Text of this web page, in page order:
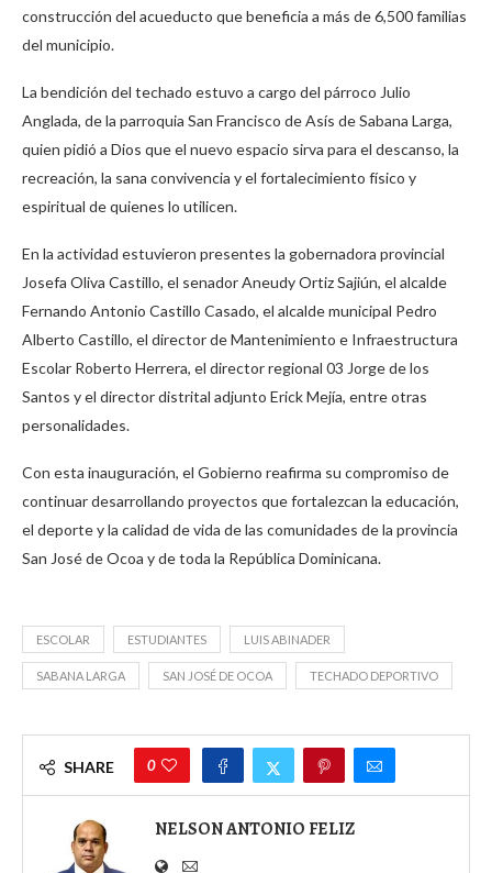
construcción del acueducto que beneficia a más de 6,500 familias
del municipio.
La bendición del techado estuvo a cargo del párroco Julio
Anglada, de la parroquia San Francisco de Asís de Sabana Larga,
quien pidió a Dios que el nuevo espacio sirva para el descanso, la
recreación, la sana convivencia y el fortalecimiento físico y
espiritual de quienes lo utilicen.
En la actividad estuvieron presentes la gobernadora provincial
Josefa Oliva Castillo, el senador Aneudy Ortiz Sajiún, el alcalde
Fernando Antonio Castillo Casado, el alcalde municipal Pedro
Alberto Castillo, el director de Mantenimiento e Infraestructura
Escolar Roberto Herrera, el director regional 03 Jorge de los
Santos y el director distrital adjunto Erick Mejía, entre otras
personalidades.
Con esta inauguración, el Gobierno reafirma su compromiso de
continuar desarrollando proyectos que fortalezcan la educación,
el deporte y la calidad de vida de las comunidades de la provincia
San José de Ocoa y de toda la República Dominicana.
ESCOLAR ESTUDIANTES LUIS ABINADER
SABANA LARGA SAN JOSÉ DE OCOA TECHADO DEPORTIVO
SHARE 0
NELSON ANTONIO FELIZ